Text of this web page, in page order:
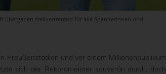
übergaben stellvertretend für alle Spenderinnen und
Preußenstadion und vor einem Millionenpublikum
sich der Rekordmeister souverän durch, doch